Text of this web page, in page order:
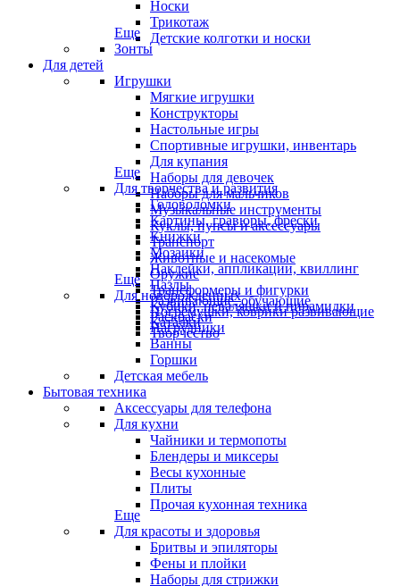
Носки
Трикотаж
Детские колготки и носки
Еще
Зонты
Для детей
Игрушки
Мягкие игрушки
Конструкторы
Настольные игры
Спортивные игрушки, инвентарь
Для купания
Наборы для девочек
Наборы для мальчиков
Музыкальные инструменты
Куклы, пупсы и аксессуары
Транспорт
Животные и насекомые
Оружие
Трансформеры и фигурки
Кубики, неваляшки и пирамидки
Каталки
Еще
Для творчества и развития
Головоломки
Картины, гравюры, фрески
Книжки
Мозаики
Наклейки, аппликации, квиллинг
Пазлы
Развивающие, обучающие
Раскраски
Творчество
Еще
Для новорожденных
Погремушки, коврики развивающие
Нагрудники
Ванны
Горшки
Детская мебель
Бытовая техника
Аксессуары для телефона
Для кухни
Чайники и термопоты
Блендеры и миксеры
Весы кухонные
Плиты
Прочая кухонная техника
Еще
Для красоты и здоровья
Бритвы и эпиляторы
Фены и плойки
Наборы для стрижки